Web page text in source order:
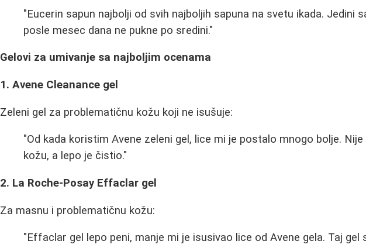
"Eucerin sapun najbolji od svih najboljih sapuna na svetu ikada. Jedini
posle mesec dana ne pukne po sredini."
Gelovi za umivanje sa najboljim ocenama
1. Avene Cleanance gel
Zeleni gel za problematičnu kožu koji ne isušuje:
"Od kada koristim Avene zeleni gel, lice mi je postalo mnogo bolje.
kožu, a lepo je čistio."
2. La Roche-Posay Effaclar gel
Za masnu i problematičnu kožu:
"Effaclar gel lepo peni, manje mi je isusivao lice od Avene gela. Taj gel